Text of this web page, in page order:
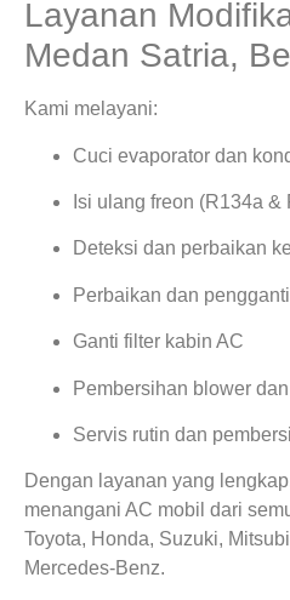
Layanan
Medan Satria,
Kami melayani:
Cuci evaporator dan
Isi ulang freon (R134a &
Deteksi dan perbaikan
Perbaikan dan
Ganti filter kabin AC
Pembersihan blower
Servis rutin dan
Dengan layanan yang
menangani AC mobil dari
Toyota, Honda, Suzuki,
Mercedes-Benz.